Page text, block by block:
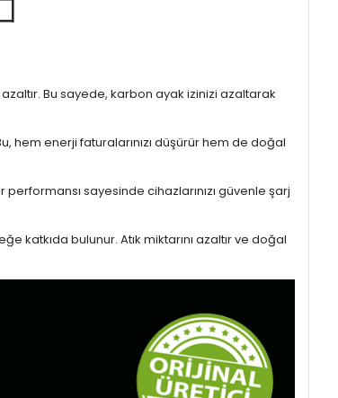
Bu sayede, karbon ayak izinizi azaltarak
hem enerji faturalarınızı düşürür hem de doğal
sayesinde cihazlarınızı güvenle şarj
bulunur. Atık miktarını azaltır ve doğal